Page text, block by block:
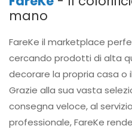
mano
FareKe il marketplace
cercando prodotti di alta
decorare la propria casa o
Grazie alla sua vasta
consegna veloce, al
professionale, FareKe